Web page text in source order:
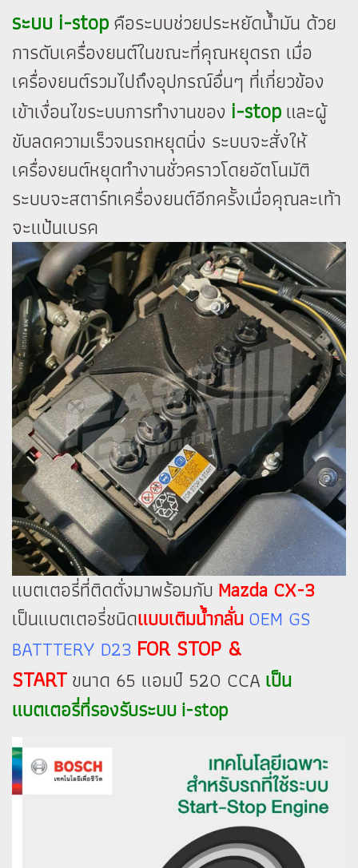
ระบบ i-stopคือระบบช่วยประหยัดน้ำมัน ด้วย
การดับเครื่องยนต์ในขณะที่คุณหยุดรถ เมื่อ
เครื่องยนต์รวมไปถึงอุปกรณ์อื่นๆ ที่เกี่ยวข้อง
เข้าเงื่อนไขระบบการทำงานของ i-stopและผู้
ขับลดความเร็วจนรถหยุดนิ่ง ระบบจะสั่งให้
เครื่องยนต์หยุดทำงานชั่วคราวโดยอัตโนมัติ
ระบบจะสตาร์ทเครื่องยนต์อีกครั้งเมื่อคุณละเท้า
จะแป้นเบรค
แบตเตอรี่ที่ติดตั่งมาพร้อมกับ Mazda CX-3
เป็นแบตเตอรี่ชนิดแบบเติมน้ำกลั่นOEM GS
BATTTERY D23 FOR STOP &
STARTขนาด 65 แอมป์ 520 CCA เป็น
แบตเตอรี่ที่รองรับระบบ i-stop